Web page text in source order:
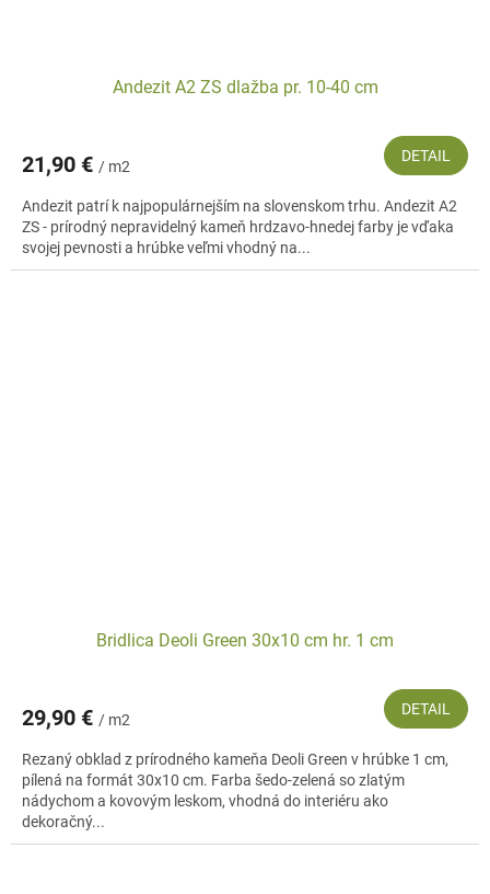
Andezit A2 ZS dlažba pr. 10-40 cm
21,90 € / m2
DETAIL
Andezit patrí k najpopulárnejším na slovenskom trhu. Andezit A2
ZS - prírodný nepravidelný kameň hrdzavo-hnedej farby je vďaka
svojej pevnosti a hrúbke veľmi vhodný na...
Bridlica Deoli Green 30x10 cm hr. 1 cm
29,90 € / m2
DETAIL
Rezaný obklad z prírodného kameňa Deoli Green v hrúbke 1 cm,
pílená na formát 30x10 cm. Farba šedo-zelená so zlatým
nádychom a kovovým leskom, vhodná do interiéru ako
dekoračný...